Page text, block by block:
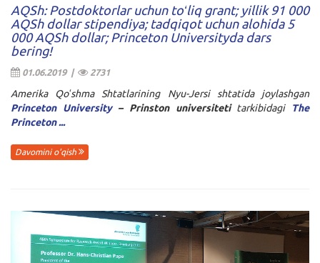
AQSh: Postdoktorlar uchun toʻliq grant; yillik 91 000
AQSh dollar stipendiya; tadqiqot uchun alohida 5
000 AQSh dollar; Princeton Universityda dars
bering!
01.06.2019 | 2731
Amerika Qoʻshma Shtatlarining Nyu-Jersi shtatida joylashgan
Princeton University– Prinston universitetitarkibidagi
The
Princeton ...
Davomini o'qish